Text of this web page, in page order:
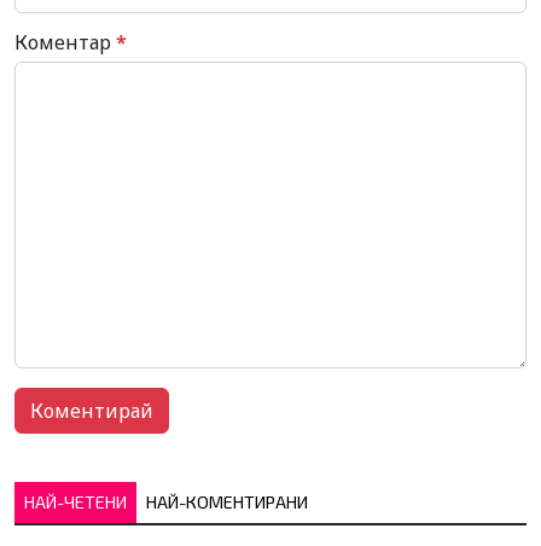
Коментар*
НАЙ-ЧЕТЕНИ НАЙ-КОМЕНТИРАНИ